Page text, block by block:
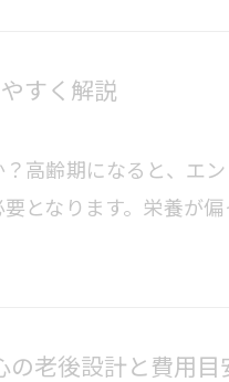
すく解説
高齢期になると、エン
となります。栄養が偏
の老後設計と費用目